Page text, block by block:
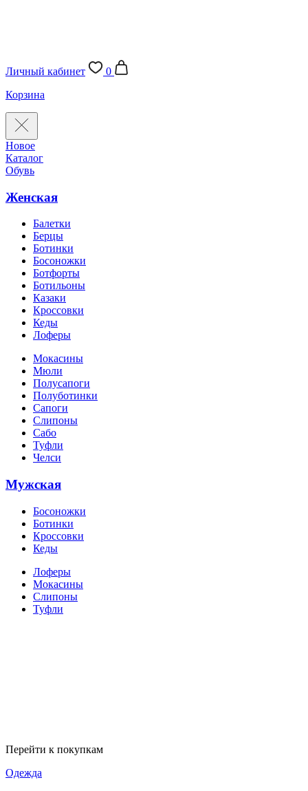
Личный кабинет
0
Корзина
Новое
Каталог
Обувь
Женская
Балетки
Берцы
Ботинки
Босоножки
Ботфорты
Ботильоны
Казаки
Кроссовки
Кеды
Лоферы
Мокасины
Мюли
Полусапоги
Полуботинки
Сапоги
Слипоны
Сабо
Туфли
Челси
Мужская
Босоножки
Ботинки
Кроссовки
Кеды
Лоферы
Мокасины
Слипоны
Туфли
Перейти к покупкам
Одежда